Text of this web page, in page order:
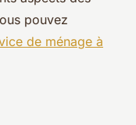
pouvez
de ménage à